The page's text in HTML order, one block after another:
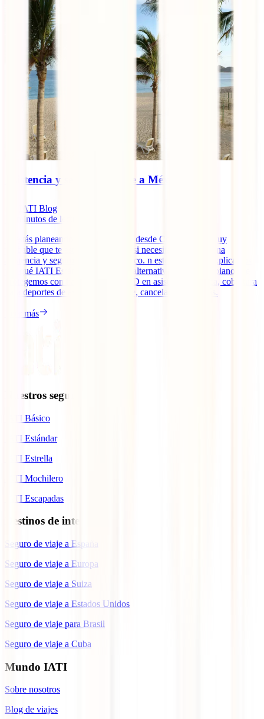
Asistencia y seguro de viaje a México
IATI Blog
minutos de lectura
Si estás planeando viajar a México desde Colombia, es muy
probable que te estés preguntando si necesitas contratar una
asistencia y seguro de viaje a México. n este artículo te explicamos
por qué IATI Estándar es la mejor alternativa para colombianos: te
protegemos con hasta 100.000 USD en asistencia médica, cobertura
para deportes de aventura, equipaje, cancelaciones y más.
Leer más
Nuestros seguros
IATI Básico
IATI Estándar
IATI Estrella
IATI Mochilero
IATI Escapadas
Destinos de interés
Seguro de viaje a España
Seguro de viaje a Europa
Seguro de viaje a Suiza
Seguro de viaje a Estados Unidos
Seguro de viaje para Brasil
Seguro de viaje a Cuba
Mundo IATI
Sobre nosotros
Blog de viajes